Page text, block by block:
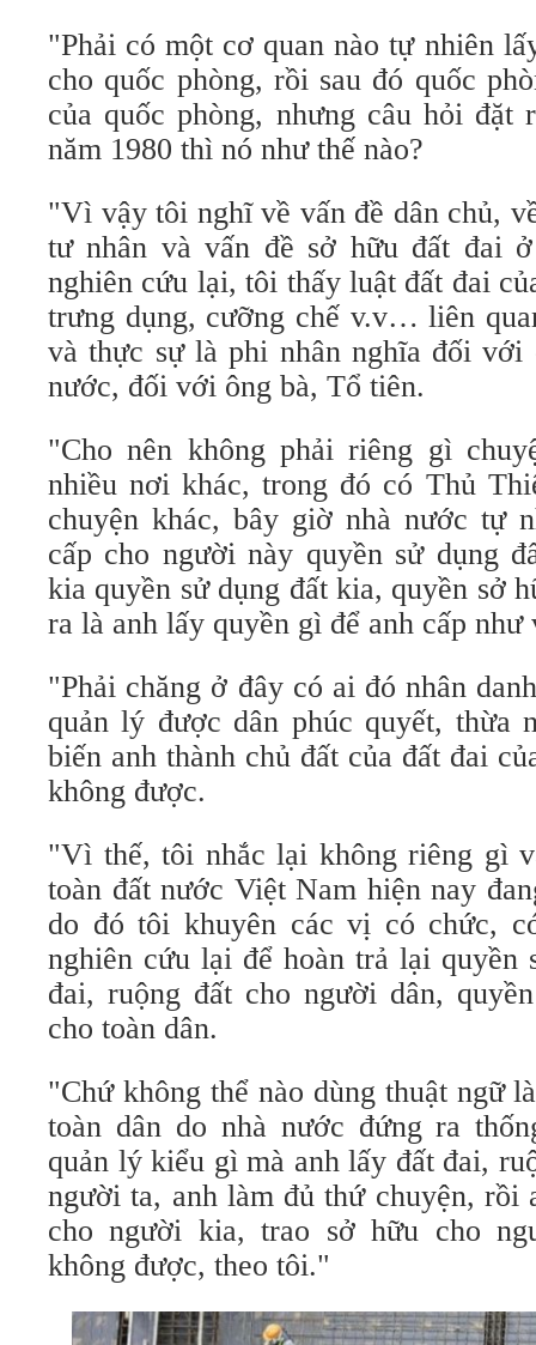
"Phải có một cơ quan nào tự nhiên
cho quốc phòng, rồi sau đó quốc
của quốc phòng, nhưng câu hỏi đặt
năm 1980 thì nó như thế nào?
"Vì vậy tôi nghĩ về vấn đề dân chủ,
tư nhân và vấn đề sở hữu đất đai
nghiên cứu lại, tôi thấy luật đất đai
trưng dụng, cưỡng chế v.v… liên
và thực sự là phi nhân nghĩa đối với
nước, đối với ông bà, Tổ tiên.
"Cho nên không phải riêng gì
nhiều nơi khác, trong đó có Thủ
chuyện khác, bây giờ nhà nước tự
cấp cho người này quyền sử dụng
kia quyền sử dụng đất kia, quyền sở
ra là anh lấy quyền gì để anh cấp như
"Phải chăng ở đây có ai đó nhân
quản lý được dân phúc quyết, thừa
biến anh thành chủ đất của đất đai
không được.
"Vì thế, tôi nhắc lại không riêng gì
toàn đất nước Việt Nam hiện nay
do đó tôi khuyên các vị có chức,
nghiên cứu lại để hoàn trả lại quyền
đai, ruộng đất cho người dân,
cho toàn dân.
"Chứ không thể nào dùng thuật ngữ
toàn dân do nhà nước đứng ra
quản lý kiểu gì mà anh lấy đất đai,
người ta, anh làm đủ thứ chuyện, rồi
cho người kia, trao sở hữu cho
không được, theo tôi."